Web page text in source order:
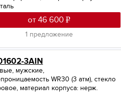
от 46 600
1 предложение
3AIN
мужские,
WR30 (3 атм), стекло
материал корпуса: нерж.